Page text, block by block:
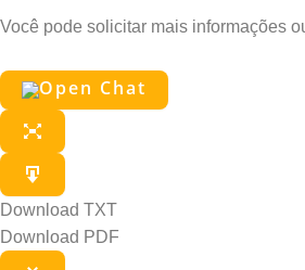
Você pode solicitar mais informações
Download TXT
Download PDF